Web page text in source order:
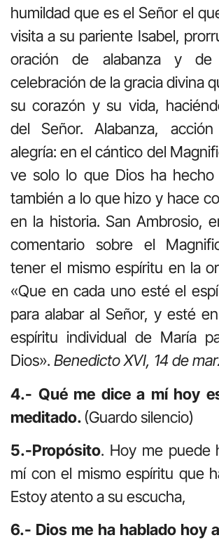
humildad que es el Señor el
visita a su pariente Isabel,
oración de alabanza y de
celebración de la gracia divina
su corazón y su vida,
del Señor. Alabanza,
alegría: en el cántico del
ve solo lo que Dios ha
también a lo que hizo y hace
en la historia. San Ambrosio,
comentario sobre el
tener el mismo espíritu en la
«Que en cada uno esté el
para alabar al Señor, y esté
espíritu individual de María
Dios». Benedicto XVI, 14 de
4.- Qué me dice a mí hoy
meditado.(Guardo silencio)
5.-Propósito. Hoy me puede
mí con el mismo espíritu que
Estoy atento a su escucha,
6.- Dios me ha hablado hoy